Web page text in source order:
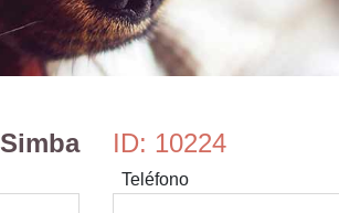
Simba ID: 10224
Teléfono